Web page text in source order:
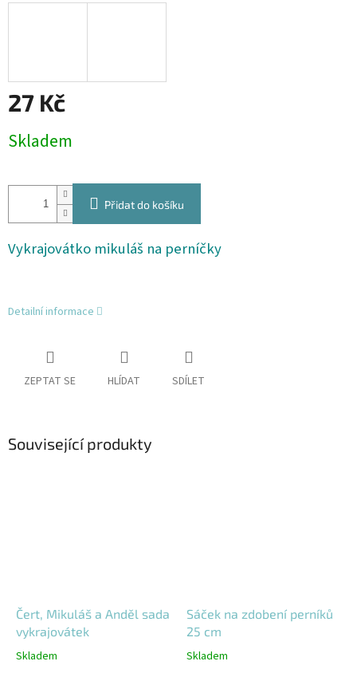
27 Kč
cena:
Skladem
Přidat do košíku
Vykrajovátko mikuláš na perníčky
Detailní informace
ZEPTAT SE HLÍDAT SDÍLET
Související produkty
Čert, Mikuláš a Anděl sada
vykrajovátek
Skladem
Sáček na zdobení perníků
25 cm
Skladem